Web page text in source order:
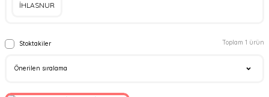
İHLASNUR
Stoktakiler Toplam 1 ürün